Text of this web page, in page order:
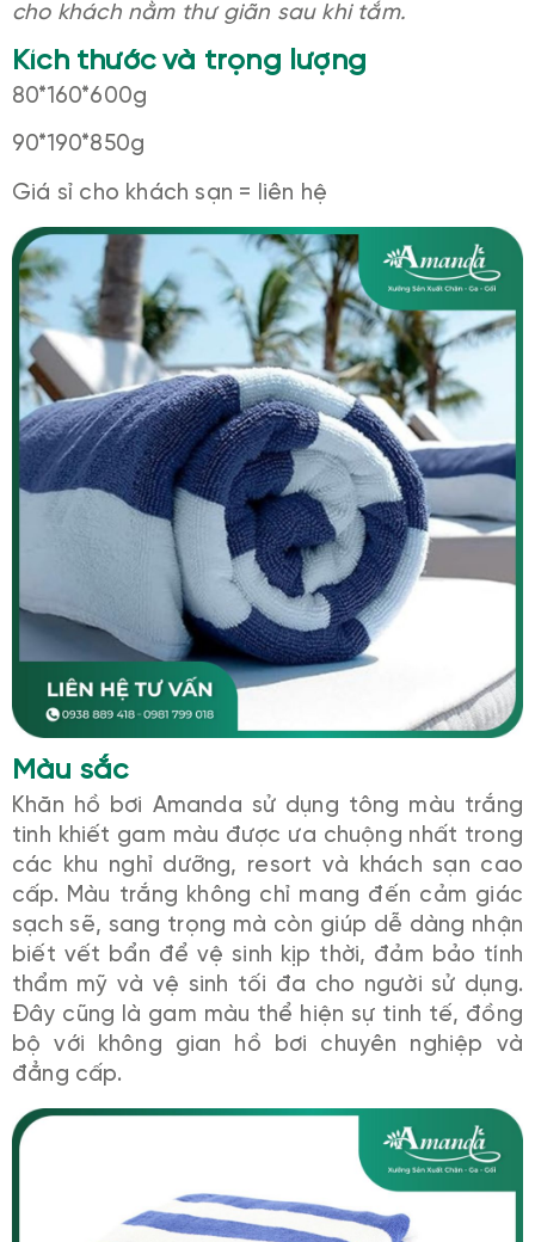
cho khách nằm thư giãn sau khi tắm.
Kích thước và trọng lượng
80*160*600g
90*190*850g
Giá sỉ cho khách sạn = liên hệ
Màu sắc
Khăn hồ bơi Amanda sử dụng tông màu trắng
tinh khiết gam màu được ưa chuộng nhất trong
các khu nghỉ dưỡng, resort và khách sạn cao
cấp. Màu trắng không chỉ mang đến cảm giác
sạch sẽ, sang trọng mà còn giúp dễ dàng nhận
biết vết bẩn để vệ sinh kịp thời, đảm bảo tính
thẩm mỹ và vệ sinh tối đa cho người sử dụng.
Đây cũng là gam màu thể hiện sự tinh tế, đồng
bộ với không gian hồ bơi chuyên nghiệp và
đẳng cấp.